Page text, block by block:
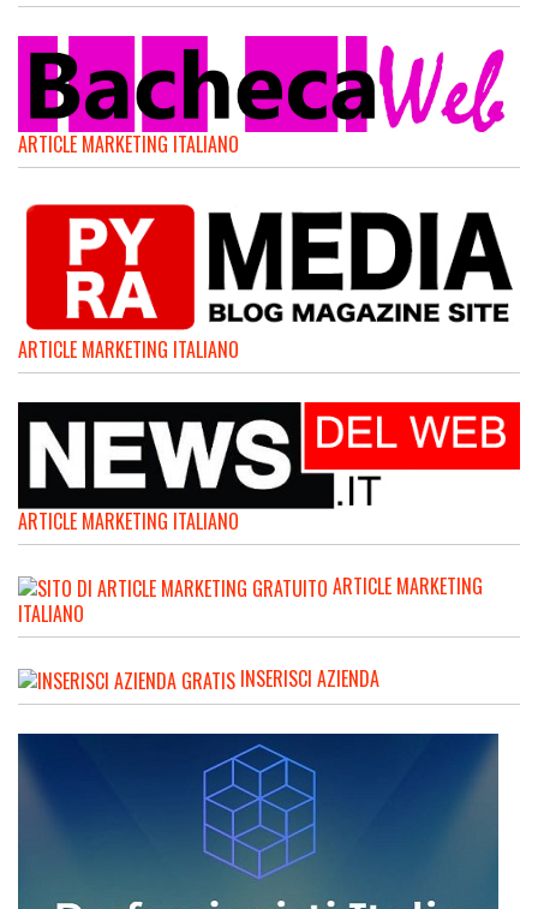
ARTICLE MARKETING ITALIANO
ARTICLE MARKETING ITALIANO
ARTICLE MARKETING ITALIANO
ARTICLE MARKETING
ITALIANO
INSERISCI AZIENDA